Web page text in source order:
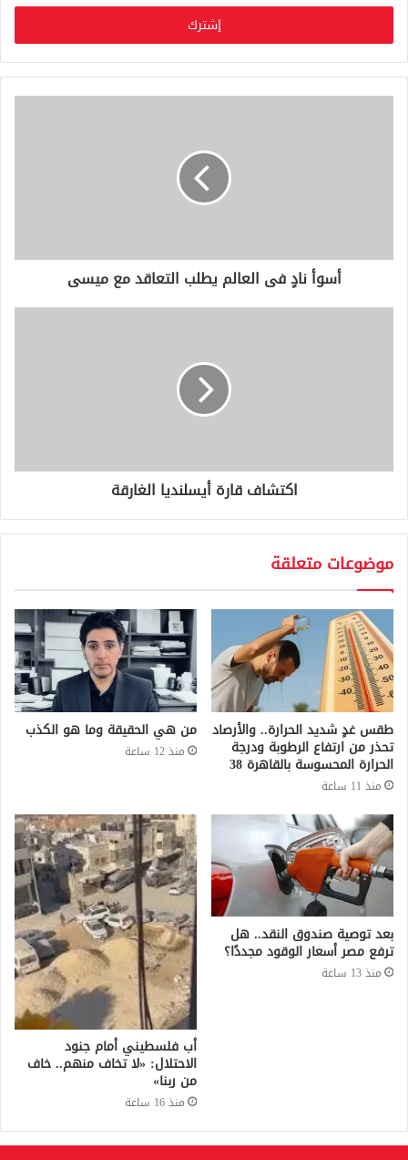
خ
ب
ر
ي
د
ر
ي
أسوأ نادٍ فى العالم يطلب التعاقد مع ميسى
اكتشاف قارة أيسلنديا الغارقة
موضوعات متعلقة
طقس غدٍ شديد الحرارة.. والأرصاد
تحذر من ارتفاع الرطوبة ودرجة
الحرارة المحسوسة بالقاهرة 38
منذ 11 ساعة
من هي الحقيقة وما هو الكذب
منذ 12 ساعة
بعد توصية صندوق النقد.. هل
ترفع مصر أسعار الوقود مجددًا؟
منذ 13 ساعة
أب فلسطيني أمام جنود
الاحتلال: «لا تخاف منهم.. خاف
من ربنا»
منذ 16 ساعة